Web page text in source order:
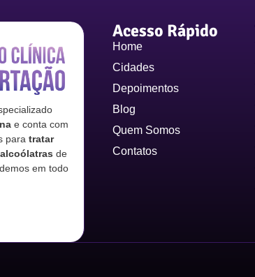
e conta com
para tratar
de
em todo
Acesso Rápido
Home
Cidades
Depoimentos
Blog
Quem Somos
Contatos